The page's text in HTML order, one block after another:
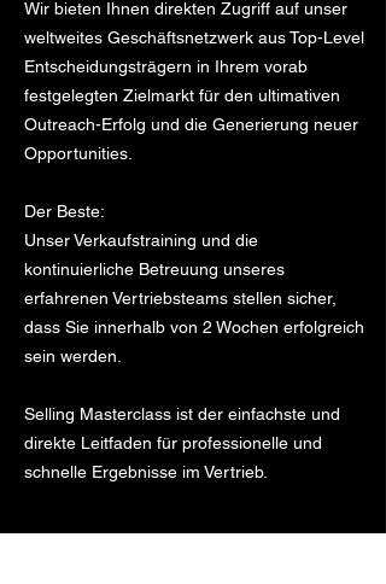
Wir bieten Ihnen direkten Zugriff auf unser
weltweites Geschäftsnetzwerk aus Top-Level
Entscheidungsträgern in Ihrem vorab
festgelegten Zielmarkt für den ultimativen
Outreach-Erfolg und die Generierung neuer
Opportunities.
Der Beste:
Unser Verkaufstraining und die
kontinuierliche Betreuung unseres
erfahrenen Vertriebsteams stellen sicher,
dass Sie innerhalb von 2 Wochen erfolgreich
sein werden.
Selling Masterclass ist der einfachste und
direkte Leitfaden für professionelle und
schnelle Ergebnisse im Vertrieb.